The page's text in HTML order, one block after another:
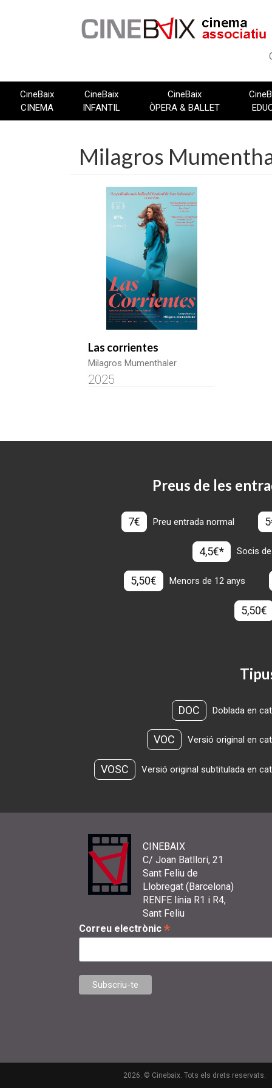
CineBaix
CINEMA
CineBaix
INFANTIL
CineBaix
ÒPERA & BALLET
Milagros
Las corrientes
Milagros Mumenthaler
2025
Preus de les
7€ Preu entrada normal
4,5€* Socis
5,50€ Menors de 12 anys
5,50€
DOC Doblada en
VOC Versió original en
VOSC Versió original subtitulada en
CINEBAIX
C/ Joan Batllori, 21
Sant Feliu de
Llobregat (Barcelona)
RENFE línia R1 i R4,
Sant Feliu
Correu electrònic *
2026. © Cinebaix. Tots els drets reservats.